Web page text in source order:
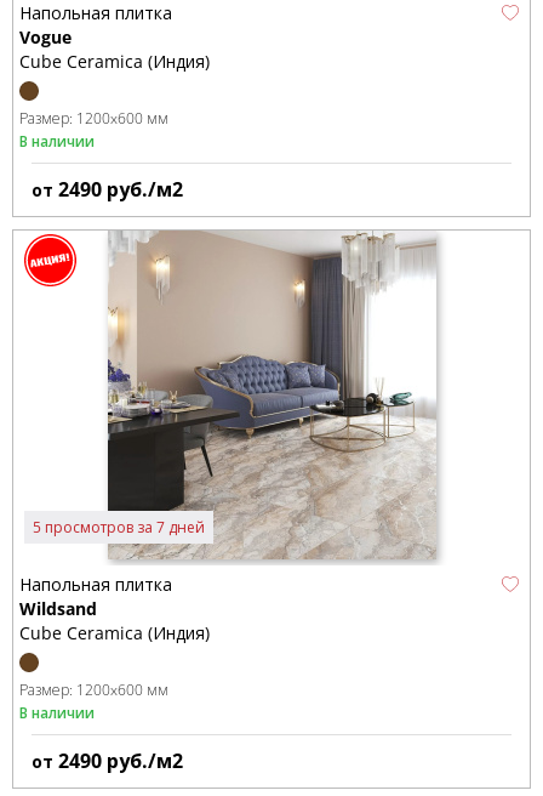
Напольная плитка
Vogue
Cube Ceramica (Индия)
Размер: 1200x600 мм
В наличии
от 2490 руб./м2
5 просмотров за 7 дней
Напольная плитка
Wildsand
Cube Ceramica (Индия)
Размер: 1200x600 мм
В наличии
от 2490 руб./м2